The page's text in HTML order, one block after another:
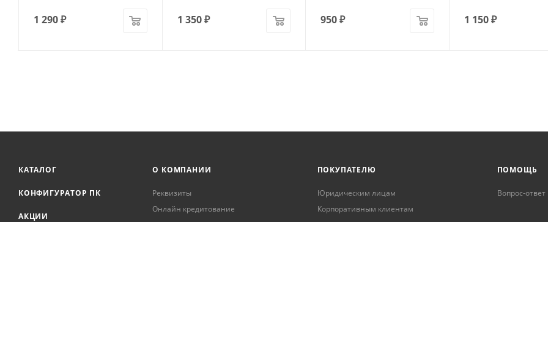
1 290₽ 1 350₽ 950₽ 1 150₽
КАТАЛОГ
КОНФИГУРАТОР ПК
АКЦИИ
О КОМПАНИИ
Реквизиты
Онлайн кредитование
Сервисный центр
ПОКУПАТЕЛЮ
Юридическим лицам
Корпоративным клиентам
Условия оплаты
ПОМОЩЬ
Вопрос-ответ